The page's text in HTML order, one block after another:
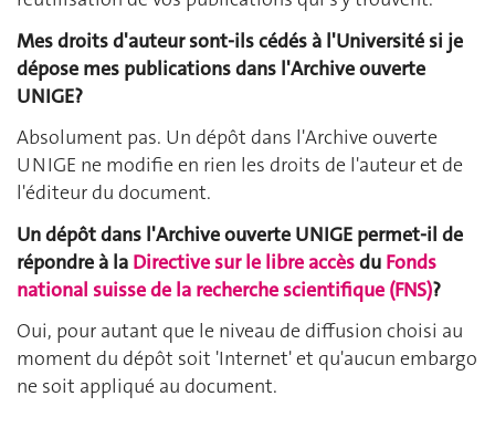
Mes droits d'auteur sont-ils cédés à l'Université si je
dépose mes publications dans l'Archive ouverte
UNIGE?
Absolument pas. Un dépôt dans l'Archive ouverte
UNIGE ne modifie en rien les droits de l'auteur et de
l'éditeur du document.
Un dépôt dans l'Archive ouverte UNIGE permet-il de
répondre à la Directive sur le libre accèsdu Fonds
national suisse de la recherche scientifique (FNS)?
Oui, pour autant que le niveau de diffusion choisi au
moment du dépôt soit 'Internet' et qu'aucun embargo
ne soit appliqué au document.